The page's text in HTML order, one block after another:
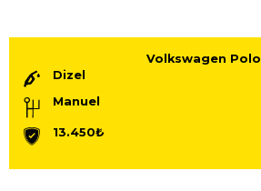
Volkswagen Polo
Dizel
Manuel
13.450₺